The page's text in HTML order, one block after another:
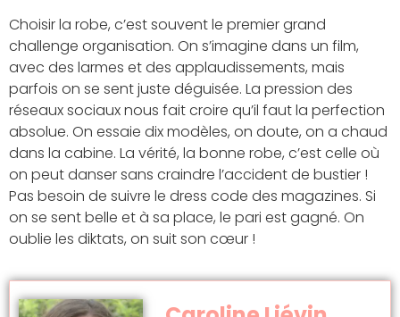
Choisir la robe, c’est souvent le premier grand
challenge organisation. On s’imagine dans un film,
avec des larmes et des applaudissements, mais
parfois on se sent juste déguisée. La pression des
réseaux sociaux nous fait croire qu’il faut la perfection
absolue. On essaie dix modèles, on doute, on a chaud
dans la cabine. La vérité, la bonne robe, c’est celle où
on peut danser sans craindre l’accident de bustier !
Pas besoin de suivre le dress code des magazines. Si
on se sent belle et à sa place, le pari est gagné. On
oublie les diktats, on suit son cœur !